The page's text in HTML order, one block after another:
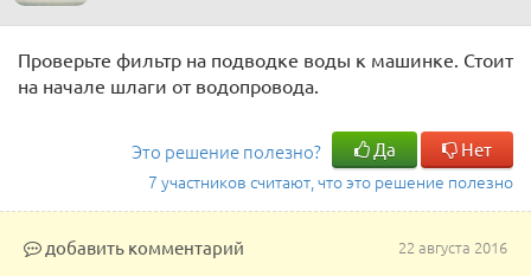
Проверьте фильтр на подводке воды к машинке. Стоит
на начале шлаги от водопровода.
Это решение полезно? Да Нет
7 участников считают, что это решение полезно
22 августа 2016
добавить комментарий